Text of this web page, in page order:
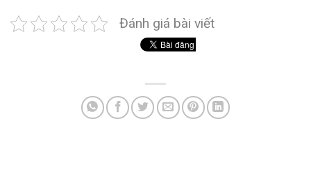
Đánh giá bài viết